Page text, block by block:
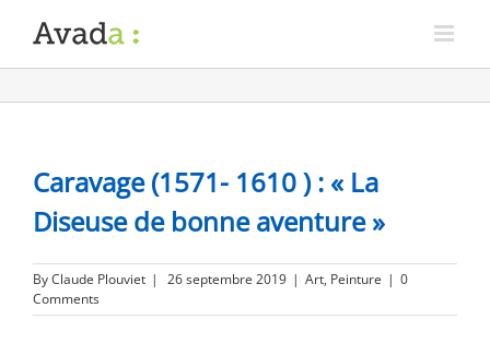
Caravage (1571- 1610 ) : « La
Diseuse de bonne aventure »
ByClaude Plouviet | 26 septembre 2019 | Art, Peinture | 0
Comments